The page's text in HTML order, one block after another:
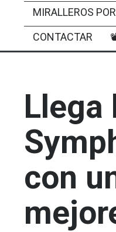
MIRALLEROS
CONTACTAR
Llega
con